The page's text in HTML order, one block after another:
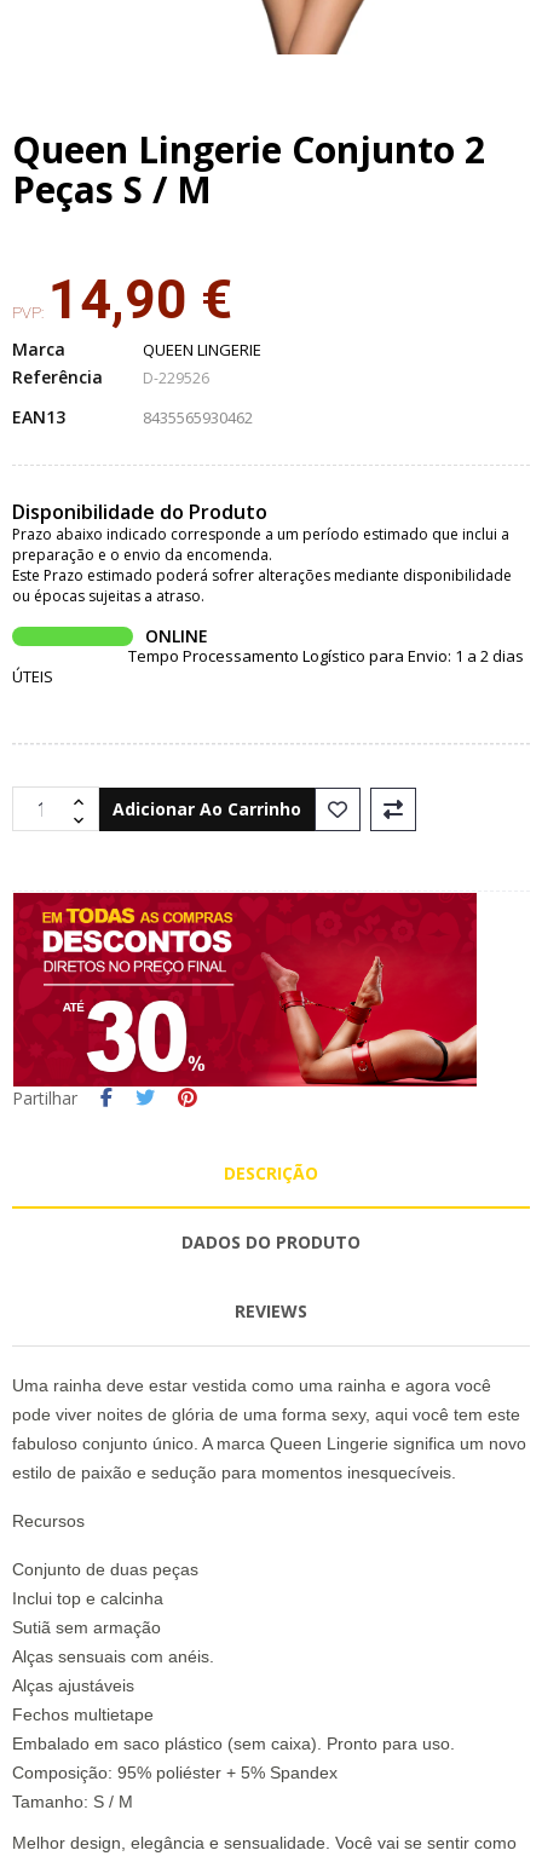
Queen Lingerie Conjunto 2
Peças S / M
PVP: 14,90 €
Marca QUEEN LINGERIE
Referência D-229526
EAN13 8435565930462
Disponibilidade do Produto
Prazo abaixo indicado corresponde a um período estimado que inclui a
preparação e o envio da encomenda.
Este Prazo estimado poderá sofrer alterações mediante disponibilidade
ou épocas sujeitas a atraso.
ONLINE
Tempo Processamento Logístico para Envio: 1 a 2 dias
ÚTEIS
Adicionar Ao Carrinho
Partilhar
DESCRIÇÃO
DADOS DO PRODUTO
REVIEWS
Uma rainha deve estar vestida como uma rainha e agora você
pode viver noites de glória de uma forma sexy, aqui você tem este
fabuloso conjunto único. A marca Queen Lingerie significa um novo
estilo de paixão e sedução para momentos inesquecíveis.
Recursos
Conjunto de duas peças
Inclui top e calcinha
Sutiã sem armação
Alças sensuais com anéis.
Alças ajustáveis
Fechos multietape
Embalado em saco plástico (sem caixa). Pronto para uso.
Composição: 95% poliéster + 5% Spandex
Tamanho: S / M
Melhor design, elegância e sensualidade. Você vai se sentir como